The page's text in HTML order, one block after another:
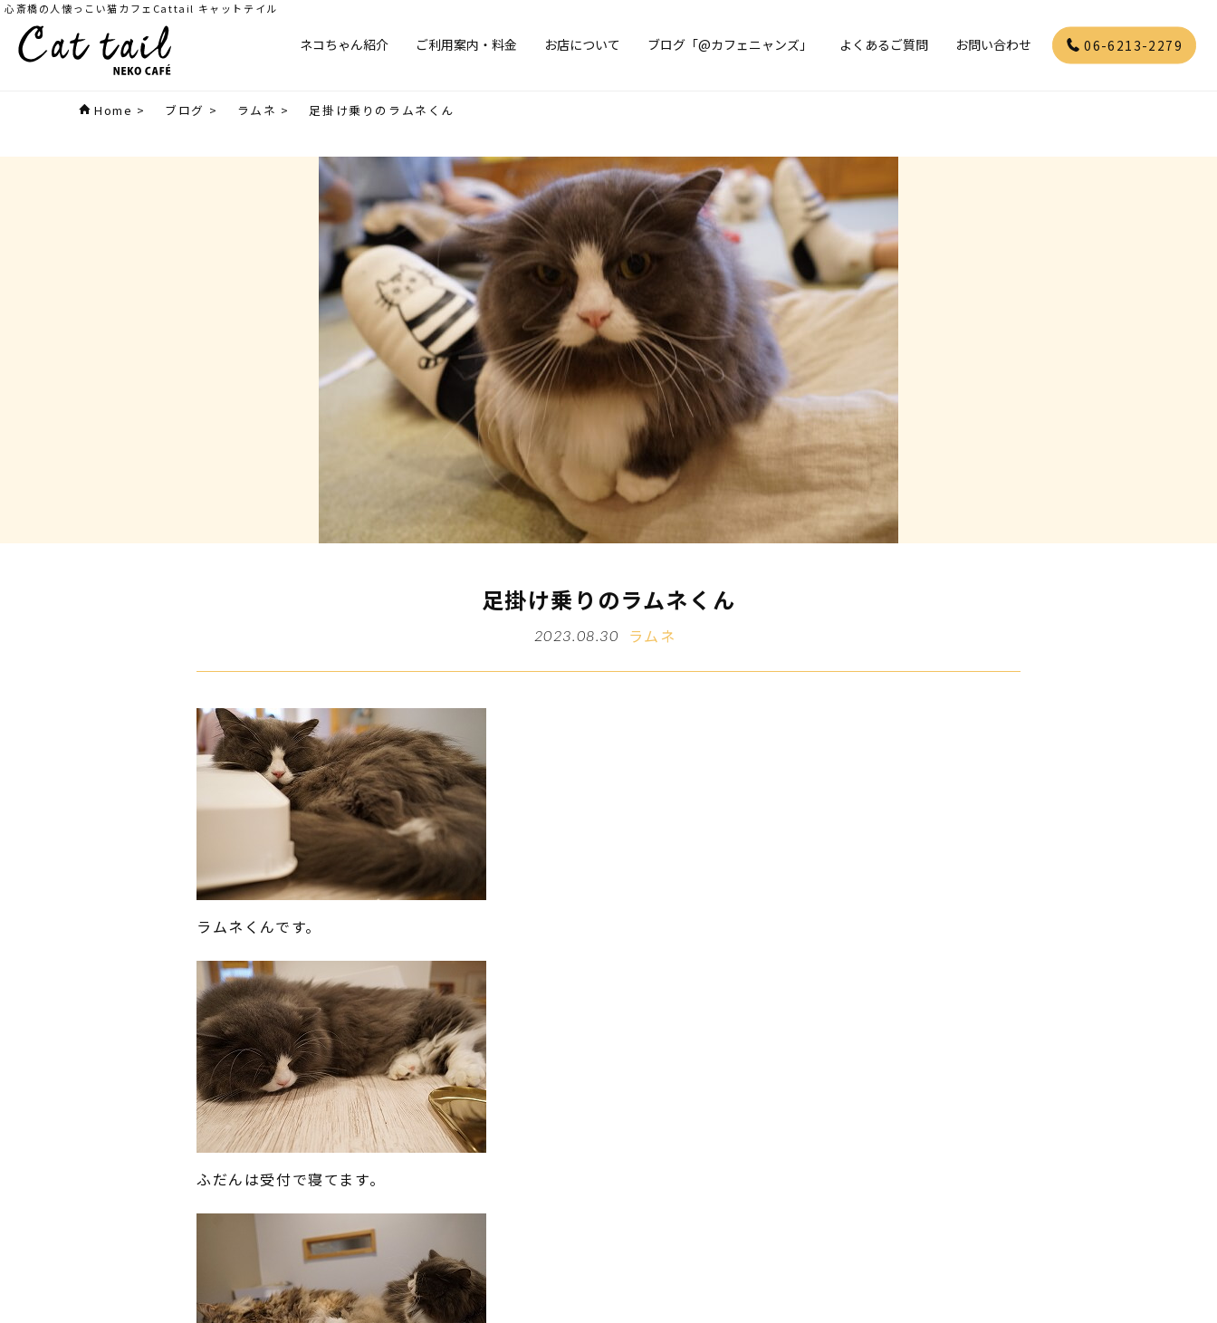
心斎橋の人懐っこい猫カフェCattail キャットテイル
ネコちゃん紹介 ご利用案内・料金 お店について ブログ「@カフェニャンズ」 よくあるご質問 お問い合わせ 06-6213-2279
Home > ブログ > ラムネ > 足掛け乗りのラムネくん
足掛け乗りのラムネくん
2023.08.30 ラムネ
ラムネくんです。
ふだんは受付で寝てます。